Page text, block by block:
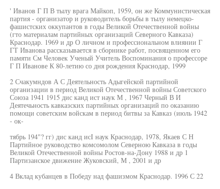
' Иванов Г П В тылу врага Майкоп, 1959, он же Коммунистическая
партия - организатор и руководитель борьбы в тылу немецко-
фашистских оккупантов в годы Великой Отечественной войны
(гто материалам партийных организаций Северного Кавказа)
Краснодар. 1969 и др О личном и профессиональном влиянии Г
ГТ Иванова рассказывается в сборнике работ, посвященном его
памяти См Человек Ученый Учитель Воспоминания о профессоре
Г П Иванове К 80-летию со дня рождения Краснодар, 1999
2 Счакумндов А С Деятельность Адыгейской партийной
организации в период Великой Отечественной войны Советского
Союза 1941 1915 дис канд ист наук М , 1967 Черный В И
Деятечьность кавказских партийных организаций по оказанию
помощи советским войскам в период битвы за Кавказ (июль 1942
- ок-
тябрь 194"? гг) дис канд исI наук Краснодар, 1978, Якаев С Н
Партийное руководство комсомолом Северною Кавказа в годы
Великой Отечественной войны Ростов-на-Дону 1988 и др 1
Партизанское движение Жуковский, М , 2001 и др
4 Вклад кубанцев в Победу над фашизмом Краснодар. 1996 С 22